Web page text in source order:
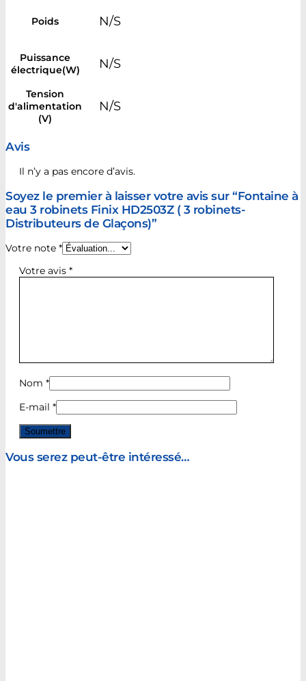
Poids N/S
Puissance
électrique(W)
N/S
Tension
d'alimentation
(V)
N/S
Avis
Il n’y a pas encore d’avis.
Soyez le premier à laisser votre avis sur “Fontaine à
eau 3 robinets Finix HD2503Z ( 3 robinets-
Distributeurs de Glaçons)”
Votre note *
Votre avis *
Nom *
E-mail *
Vous serez peut-être intéressé…